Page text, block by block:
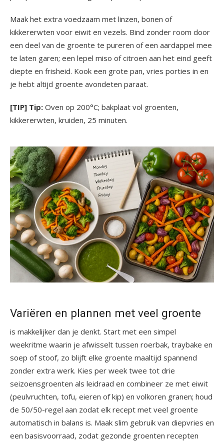
Maak het extra voedzaam met linzen, bonen of
kikkererwten voor eiwit en vezels. Bind zonder room door
een deel van de groente te pureren of een aardappel mee
te laten garen; een lepel miso of citroen aan het eind geeft
diepte en frisheid. Kook een grote pan, vries porties in en
je hebt altijd groente avondeten paraat.
[TIP] Tip: Oven op 200°C; bakplaat vol groenten,
kikkererwten, kruiden, 25 minuten.
Variëren en plannen met veel groente
is makkelijker dan je denkt. Start met een simpel
weekritme waarin je afwisselt tussen roerbak, traybake en
soep of stoof, zo blijft elke groente maaltijd spannend
zonder extra werk. Kies per week twee tot drie
seizoensgroenten als leidraad en combineer ze met eiwit
(peulvruchten, tofu, eieren of kip) en volkoren granen; houd
de 50/50-regel aan zodat elk recept met veel groente
automatisch in balans is. Maak slim gebruik van diepvries en
een basisvoorraad, zodat gezonde groenten recepten